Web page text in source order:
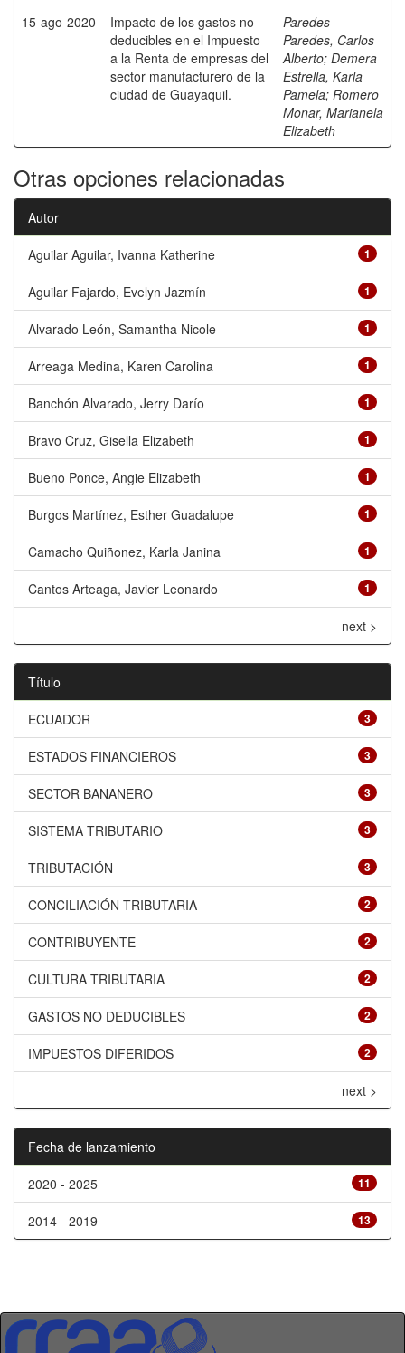
15-ago-2020
Impacto de los gastos no
deducibles en el Impuesto
a la Renta de empresas del
sector manufacturero de la
ciudad de Guayaquil.
Paredes
Paredes, Carlos
Alberto; Demera
Estrella, Karla
Pamela; Romero
Monar, Marianela
Elizabeth
Otras opciones relacionadas
Autor
1
Aguilar Aguilar, Ivanna Katherine
1
Aguilar Fajardo, Evelyn Jazmín
1
Alvarado León, Samantha Nicole
1
Arreaga Medina, Karen Carolina
1
Banchón Alvarado, Jerry Darío
1
Bravo Cruz, Gisella Elizabeth
1
Bueno Ponce, Angie Elizabeth
1
Burgos Martínez, Esther Guadalupe
1
Camacho Quiñonez, Karla Janina
1
Cantos Arteaga, Javier Leonardo
next >
Título
3
ECUADOR
3
ESTADOS FINANCIEROS
3
SECTOR BANANERO
3
SISTEMA TRIBUTARIO
3
TRIBUTACIÓN
2
CONCILIACIÓN TRIBUTARIA
2
CONTRIBUYENTE
2
CULTURA TRIBUTARIA
2
GASTOS NO DEDUCIBLES
2
IMPUESTOS DIFERIDOS
next >
Fecha de lanzamiento
11
2020 - 2025
13
2014 - 2019